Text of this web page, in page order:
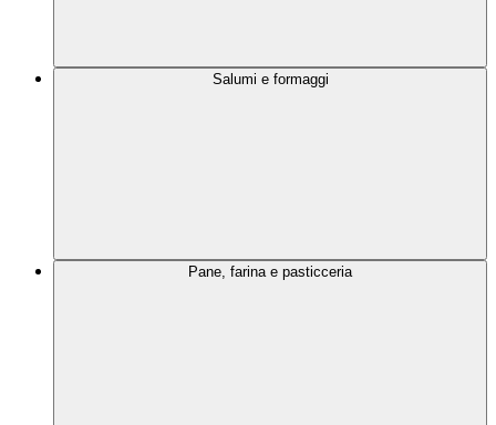
Salumi e formaggi
Pane, farina e pasticceria